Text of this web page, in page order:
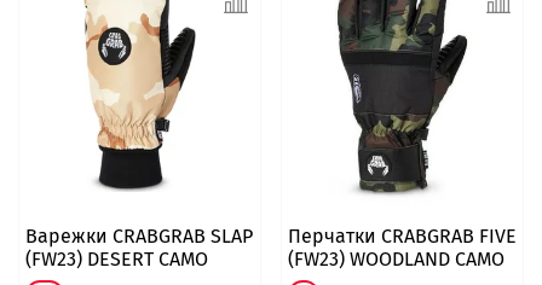
Варежки CRABGRAB SLAP
(FW23) DESERT CAMO
Перчатки CRABGRAB FIVE
(FW23) WOODLAND CAMO